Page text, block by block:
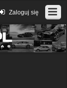
Zaloguj się